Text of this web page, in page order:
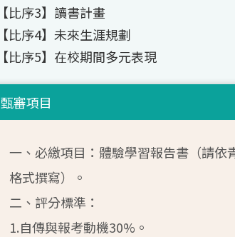
【比序3】讀書計畫
【比序4】未來生涯規劃
【比序5】在校期間多元表現
甄審項目
一、必繳項目：體驗學習報告書（請依
格式撰寫）。
二、評分標準：
1.自傳與報考動機30%。